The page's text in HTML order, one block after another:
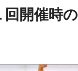
回開催時